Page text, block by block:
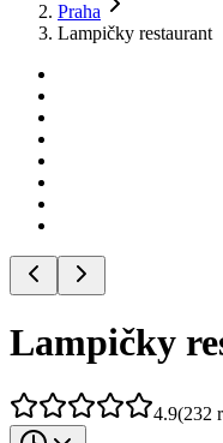
Praha
Lampičky restaurant
Lampičky
4.9(232